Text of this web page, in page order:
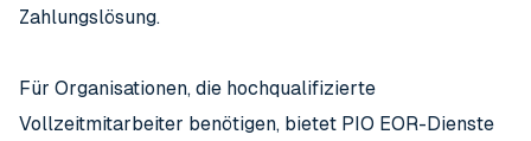
Zahlungslösung.
Für Organisationen, die hochqualifizierte
Vollzeitmitarbeiter benötigen, bietet PIO EOR-Dienste